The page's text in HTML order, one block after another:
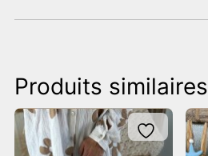
Produits similaires